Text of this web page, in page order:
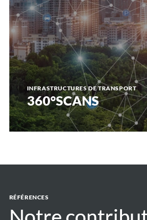
INFRASTRUCTURES DE TRANSPORT
360°SCANS
RÉFÉRENCES